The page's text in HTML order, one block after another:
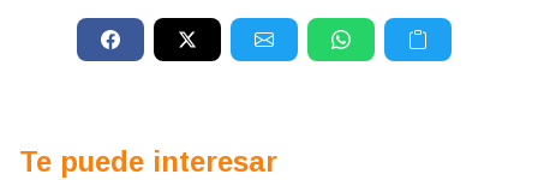
Te puede interesar